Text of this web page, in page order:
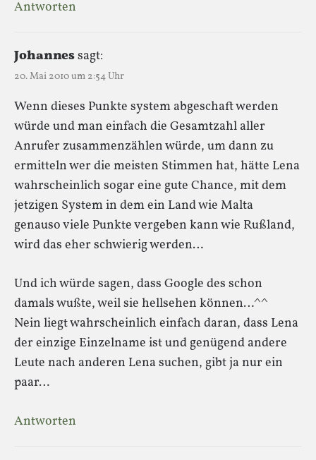
Antworten
Johannessagt:
20. Mai 2010 um 2:54 Uhr
Wenn dieses Punkte system abgeschaft werden
würde und man einfach die Gesamtzahl aller
Anrufer zusammenzählen würde, um dann zu
ermitteln wer die meisten Stimmen hat, hätte Lena
wahrscheinlich sogar eine gute Chance, mit dem
jetzigen System in dem ein Land wie Malta
genauso viele Punkte vergeben kann wie Rußland,
wird das eher schwierig werden…
Und ich würde sagen, dass Google des schon
damals wußte, weil sie hellsehen können…^^
Nein liegt wahrscheinlich einfach daran, dass Lena
der einzige Einzelname ist und genügend andere
Leute nach anderen Lena suchen, gibt ja nur ein
paar…
Antworten